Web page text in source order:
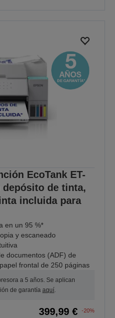
EcoTank ET-
depósito de tinta,
incluida para
en un 95 %*
y escaneado
documentos (ADF) de
frontal de 250 páginas
a 5 años. Se aplican
de garantía aquí.
399,99 €
-20%